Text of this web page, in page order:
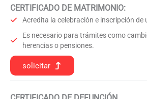
CERTIFICADO DE MATRIMONIO:
Acredita la celebración e inscripción de
Es necesario para trámites como
herencias o pensiones.
solicitar